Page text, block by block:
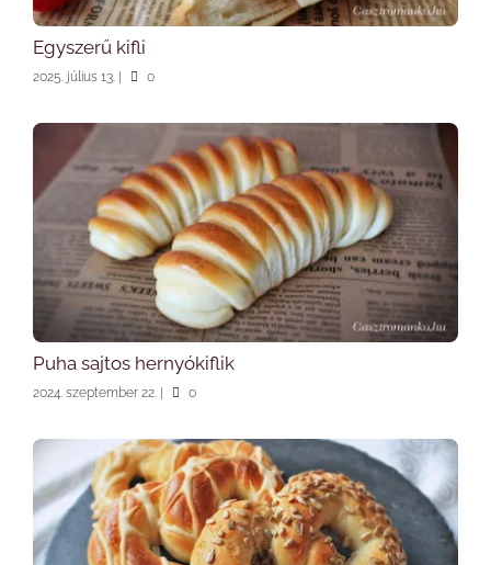
Egyszerű kifli
2025. július 13. | 0
Puha sajtos hernyókiflik
2024. szeptember 22. | 0